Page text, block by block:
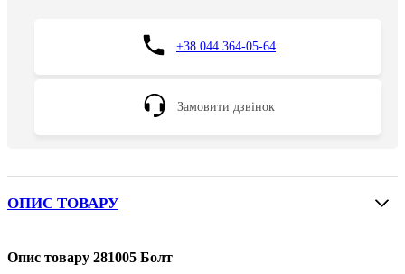
+38 044 364-05-64
Замовити дзвінок
ОПИС ТОВАРУ
Опис товару 281005 Болт